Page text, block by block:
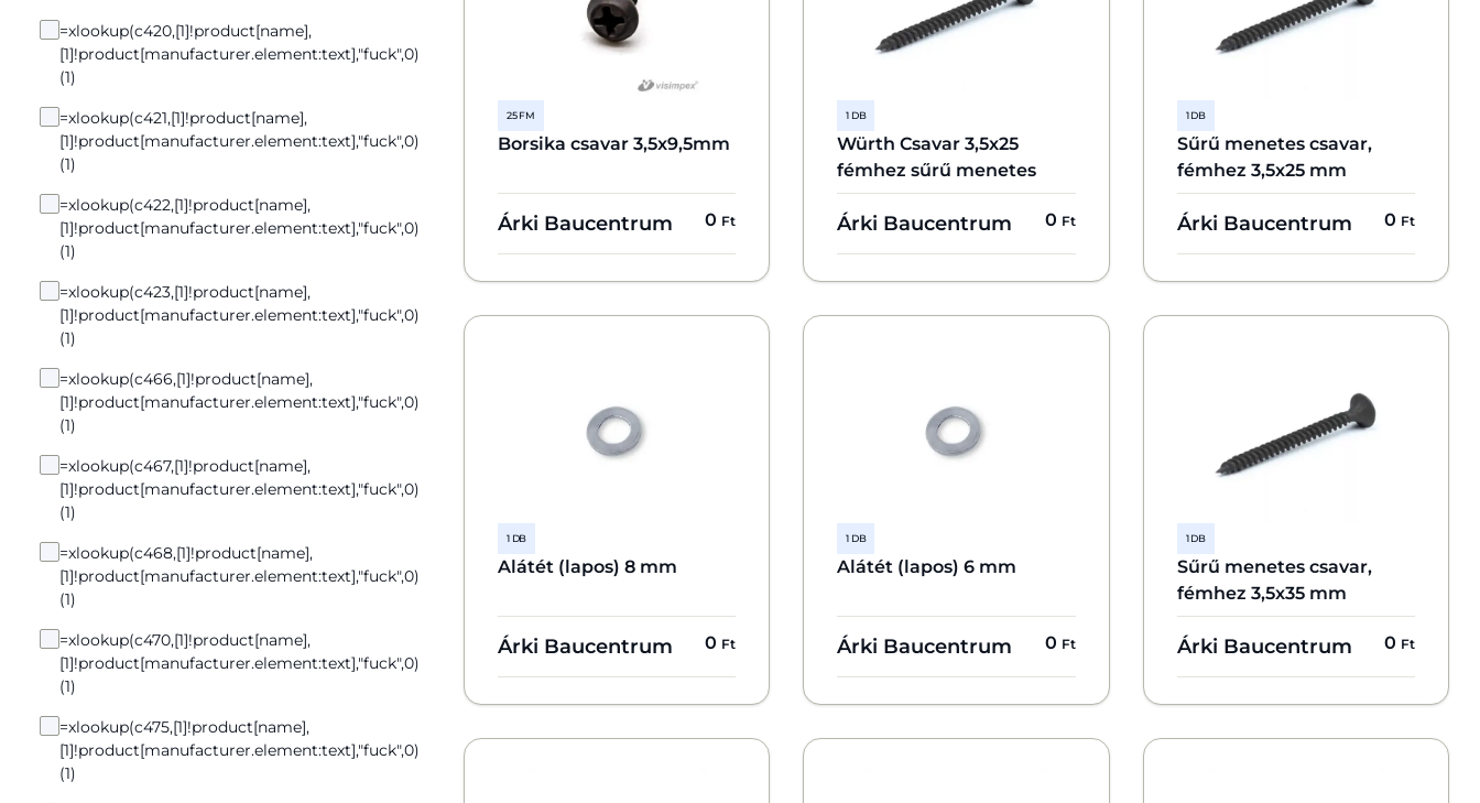
=xlookup(c420,[1]!product[name],
[1]!product[manufacturer.element:text],"fuck",0)
(1)
=xlookup(c421,[1]!product[name],
[1]!product[manufacturer.element:text],"fuck",0)
(1)
=xlookup(c422,[1]!product[name],
[1]!product[manufacturer.element:text],"fuck",0)
(1)
=xlookup(c423,[1]!product[name],
[1]!product[manufacturer.element:text],"fuck",0)
(1)
=xlookup(c466,[1]!product[name],
[1]!product[manufacturer.element:text],"fuck",0)
(1)
=xlookup(c467,[1]!product[name],
[1]!product[manufacturer.element:text],"fuck",0)
(1)
=xlookup(c468,[1]!product[name],
[1]!product[manufacturer.element:text],"fuck",0)
(1)
=xlookup(c470,[1]!product[name],
[1]!product[manufacturer.element:text],"fuck",0)
(1)
=xlookup(c475,[1]!product[name],
[1]!product[manufacturer.element:text],"fuck",0)
(1)
25 FM
Borsika csavar 3,5x9,5mm
Árki Baucentrum 0 Ft
1 DB
Würth Csavar 3,5x25
fémhez sűrű menetes
Árki Baucentrum 0 Ft
1 DB
Sűrű menetes csavar,
fémhez 3,5x25 mm
Árki Baucentrum 0 Ft
1 DB
Alátét (lapos) 8 mm
Árki Baucentrum 0 Ft
1 DB
Alátét (lapos) 6 mm
Árki Baucentrum 0 Ft
1 DB
Sűrű menetes csavar,
fémhez 3,5x35 mm
Árki Baucentrum 0 Ft